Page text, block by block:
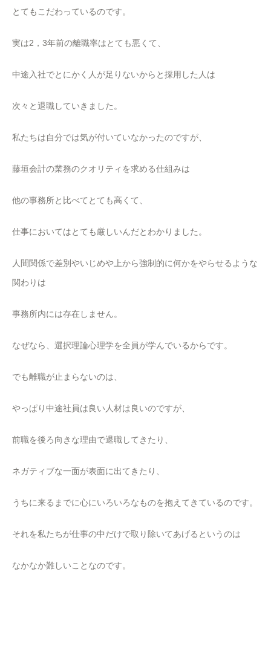
とてもこだわっているのです。
実は2，3年前の離職率はとても悪くて、
中途入社でとにかく人が足りないからと採用した人は
次々と退職していきました。
私たちは自分では気が付いていなかったのですが、
藤垣会計の業務のクオリティを求める仕組みは
他の事務所と比べてとても高くて、
仕事においてはとても厳しいんだとわかりました。
人間関係で差別やいじめや上から強制的に何かをやらせるような
関わりは
事務所内には存在しません。
なぜなら、選択理論心理学を全員が学んでいるからです。
でも離職が止まらないのは、
やっぱり中途社員は良い人材は良いのですが、
前職を後ろ向きな理由で退職してきたり、
ネガティブな一面が表面に出てきたり、
うちに来るまでに心にいろいろなものを抱えてきているのです。
それを私たちが仕事の中だけで取り除いてあげるというのは
なかなか難しいことなのです。